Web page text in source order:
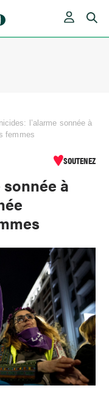
l’alarme sonnée à
femmes
SOUTENEZ
à